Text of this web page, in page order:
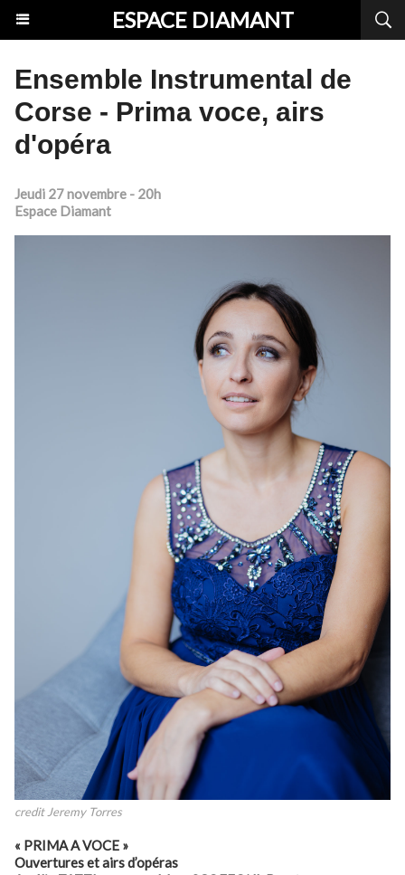
ESPACE DIAMANT
Ensemble Instrumental de
Corse - Prima voce, airs
d'opéra
Jeudi 27 novembre - 20h
Espace Diamant
credit Jeremy Torres
« PRIMA A VOCE »
Ouvertures et airs d’opéras